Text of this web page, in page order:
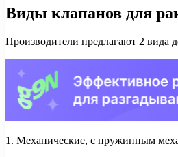
Виды клапанов для
Производители предлагают 2 вида
1. Механические, с пружинным